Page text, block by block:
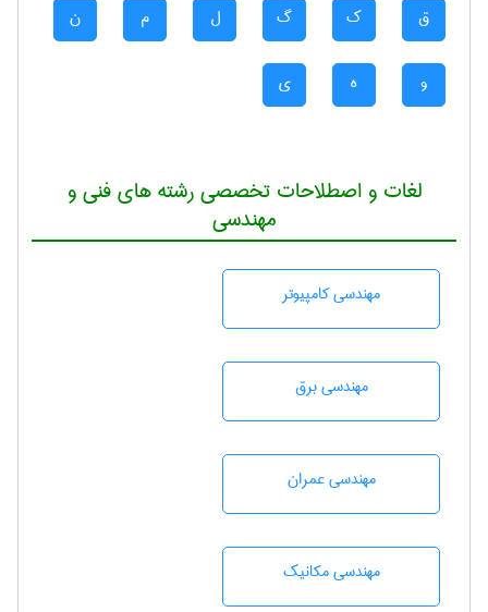
ق ک گ ل م ن
و ه ی
لغات و اصطلاحات تخصصی رشته های فنی و
مهندسی
مهندسی كامپيوتر
مهندسی برق
مهندسی عمران
مهندسی مکانیک